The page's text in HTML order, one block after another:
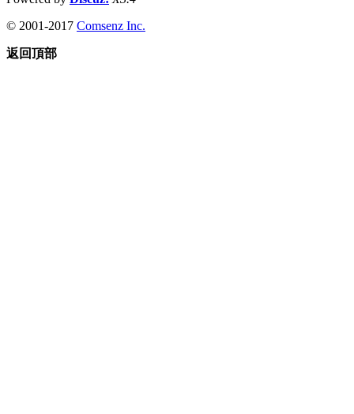
© 2001-2017 Comsenz Inc.
返回頂部